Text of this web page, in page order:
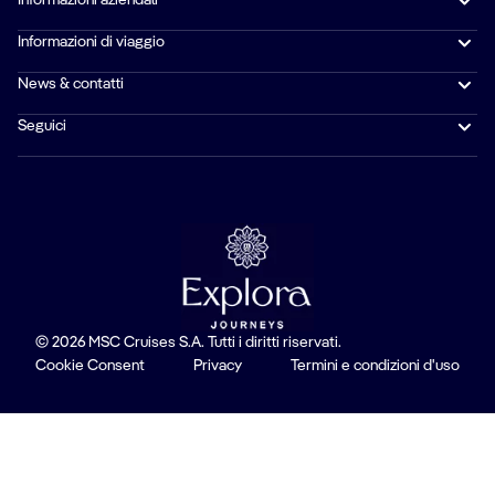
Informazioni di viaggio
News & contatti
Seguici
© 2026 MSC Cruises S.A. Tutti i diritti riservati.
Cookie Consent
Privacy Termini e condizioni d'uso